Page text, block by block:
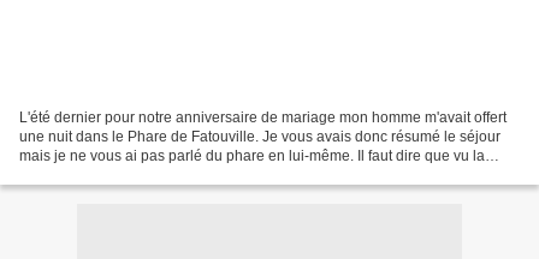
L'été dernier pour notre anniversaire de mariage mon homme m'avait offert
une nuit dans le Phare de Fatouville. Je vous avais donc résumé le séjour
mais je ne vous ai pas parlé du phare en lui-même. Il faut dire que vu la